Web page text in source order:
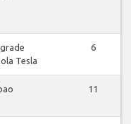
Tesla
6
11